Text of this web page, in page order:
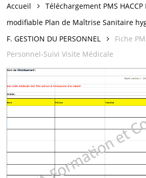
Accueil
Téléchargement PMS
modifiable Plan de Maîtrise Sanitaire
F. GESTION DU PERSONNEL
Fiche
Personnel-Suivi Visite Médicale